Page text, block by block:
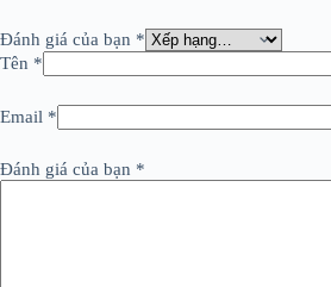
Đánh giá của bạn *
Tên *
Email *
Đánh giá của bạn *